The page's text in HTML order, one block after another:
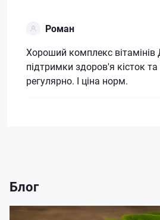
Роман
Хороший комплекс вітамінів
підтримки здоров'я кісток
регулярно. І ціна норм.
Блог